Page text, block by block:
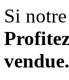
Si
vendue.